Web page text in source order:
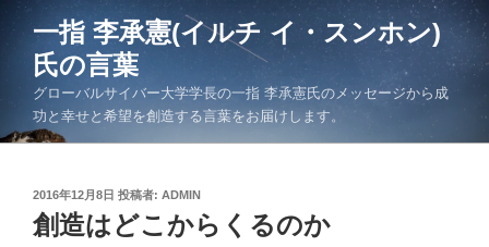
へ
一指 李承憲(イルチ イ・スンホン)
氏の言葉
グローバルサイバー大学学長の一指 李承憲氏のメッセージから成
功と幸せと希望を創造する言葉をお届けします。
投
稿
日:
2016年12月8日 投稿者: ADMIN
創造はどこからくるのか